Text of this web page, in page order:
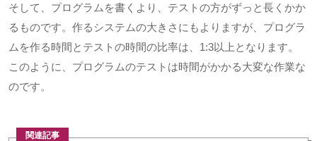
そして、プログラムを書くより、テストの方がずっと長くかか
るものです。作るシステムの大きさにもよりますが、プログラ
ムを作る時間とテストの時間の比率は、 1:3以上となります。
このように、プログラムのテストは時間がかかる大変な作業な
のです。
関連記事